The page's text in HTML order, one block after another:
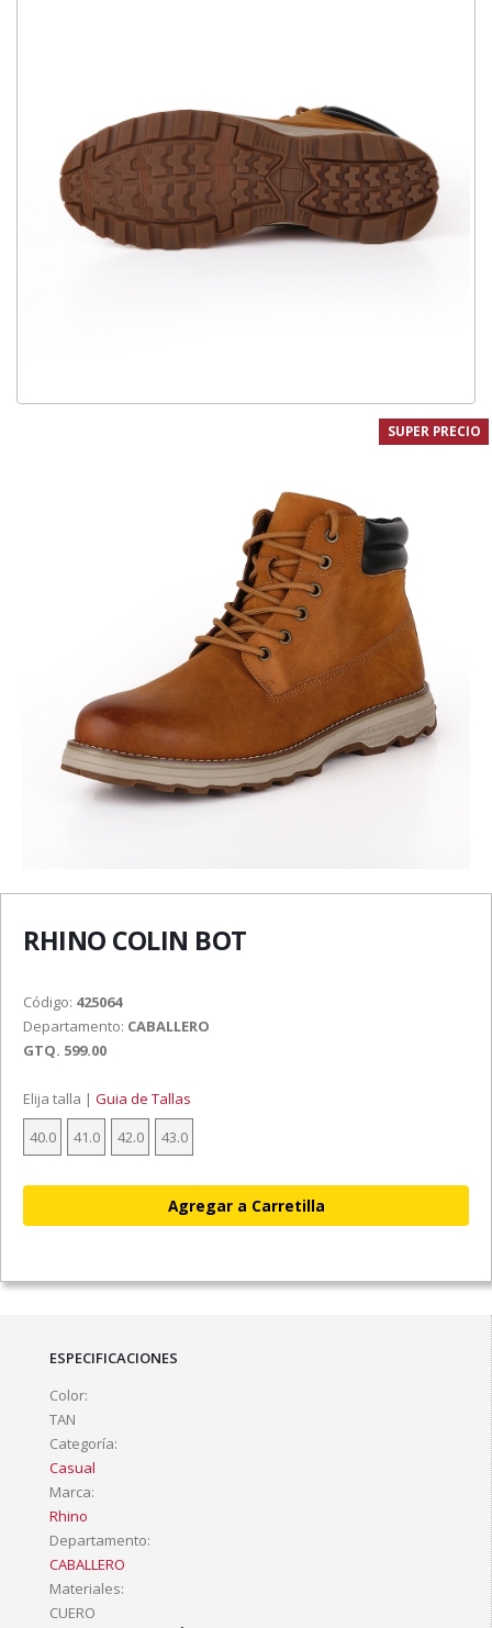
SUPER PRECIO
RHINO COLIN BOT
Código: 425064
Departamento: CABALLERO
GTQ. 599.00
Elija talla | Guia de Tallas
40.0
41.0 42.0 43.0
ESPECIFICACIONES
Color:
TAN
Categoría:
Casual
Marca:
Rhino
Departamento:
CABALLERO
Materiales:
CUERO